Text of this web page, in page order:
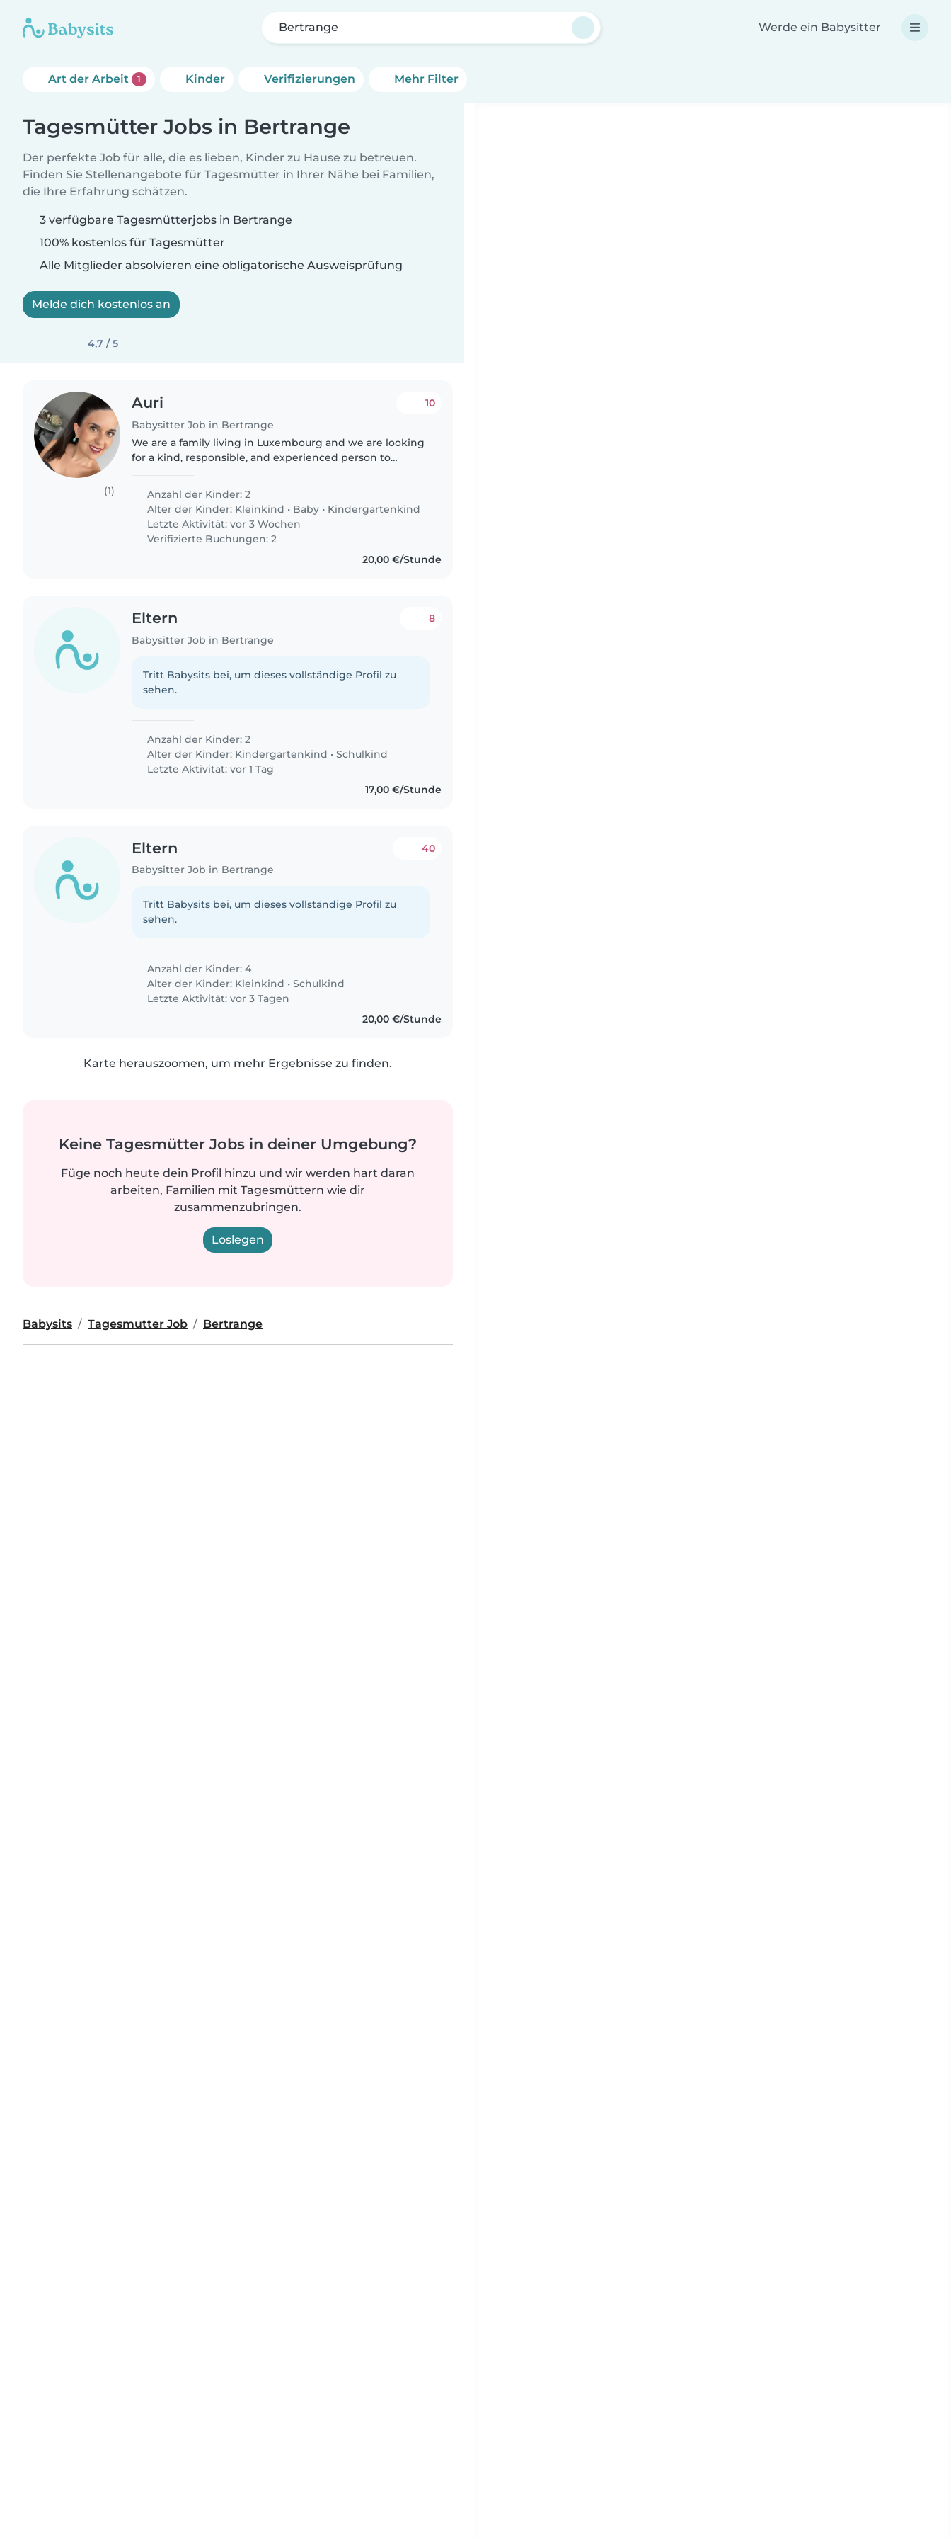
Bertrange Werde ein Babysitter
Art der Arbeit 1 Kinder Verifizierungen Mehr Filter
Tagesmütter Jobs in Bertrange
Der perfekte Job für alle, die es lieben, Kinder zu Hause zu betreuen.
Finden Sie Stellenangebote für Tagesmütter in Ihrer Nähe bei Familien,
die Ihre Erfahrung schätzen.
3 verfügbare Tagesmütterjobs in Bertrange
100% kostenlos für Tagesmütter
Alle Mitglieder absolvieren eine obligatorische Ausweisprüfung
Melde dich kostenlos an
4,7 / 5
(1)
Auri
Babysitter Job in Bertrange
10
We are a family living in Luxembourg and we are looking
for a kind, responsible, and experienced person to
several hours a day (not..
Anzahl der Kinder: 2
Alter der Kinder: Kleinkind • Baby • Kindergartenkind
Letzte Aktivität: vor 3 Wochen
Verifizierte Buchungen: 2
20,00 €/Stunde
Eltern
Babysitter Job in Bertrange
8
Tritt Babysits bei, um dieses vollständige Profil zu
sehen.
Anzahl der Kinder: 2
Alter der Kinder: Kindergartenkind •Schulkind
Letzte Aktivität: vor 1 Tag
17,00 €/Stunde
Eltern
Babysitter Job in Bertrange
40
Tritt Babysits bei, um dieses vollständige Profil zu
sehen.
Anzahl der Kinder: 4
Alter der Kinder: Kleinkind •Schulkind
Letzte Aktivität: vor 3 Tagen
20,00 €/Stunde
Karte herauszoomen, um mehr Ergebnisse zu finden.
Keine Tagesmütter Jobs in deiner Umgebung?
Füge noch heute dein Profil hinzu und wir werden hart daran
arbeiten, Familien mit Tagesmüttern wie dir
zusammenzubringen.
Loslegen
Babysits Tagesmutter Job Bertrange